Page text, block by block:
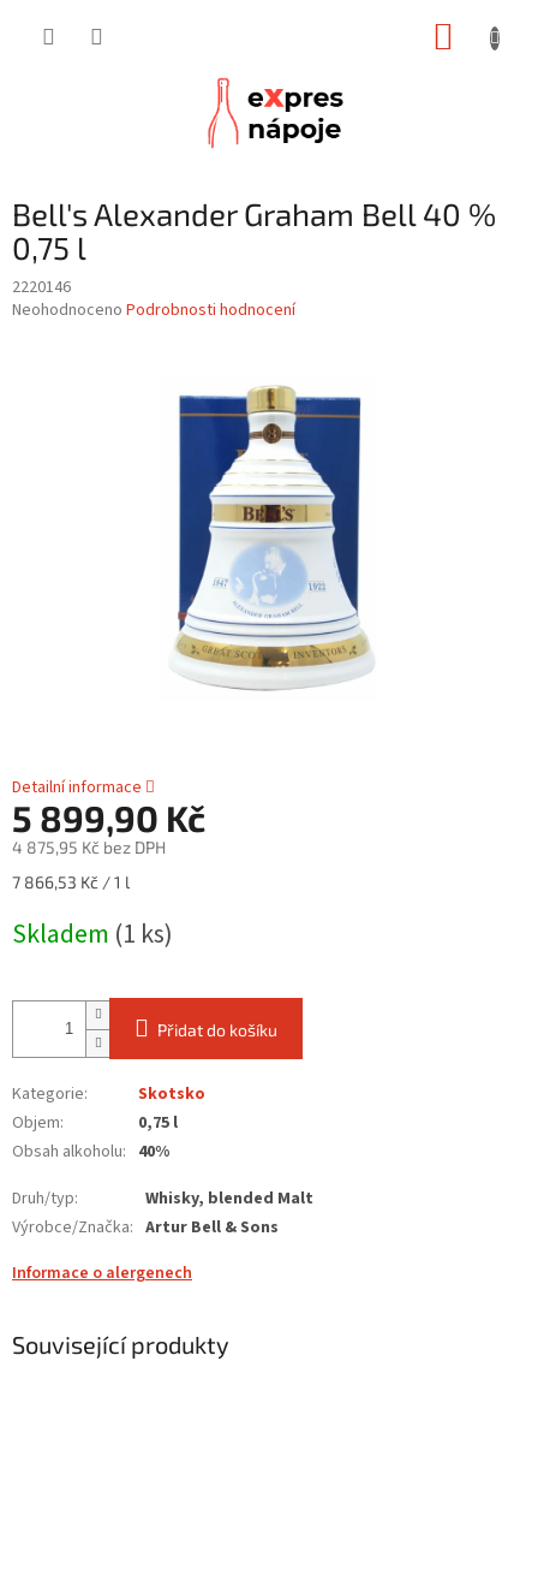
Bell's Alexander Graham Bell 40 %
0,75 l
2220146
Průměrné
Neohodnoceno Podrobnosti hodnocení
Detailní informace
5 899,90 Kč
4 875,95 Kč bez DPH
Měrná
7 866,53 Kč / 1 l
Skladem (1 ks)
Přidat do košíku
Kategorie:
Skotsko
Objem:
0,75 l
Obsah alkoholu: 40%
Druh/typ:
Whisky, blended Malt
Výrobce/Značka: Artur Bell & Sons
Informace o alergenech
Související produkty